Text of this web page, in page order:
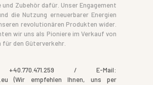
Zubehör dafür. Unser Engagement
die Nutzung erneuerbarer Energien
revolutionären Produkten wider.
wir uns als Pioniere im Verkauf von
den Güterverkehr.
+40.770.471.259 / E-Mail:
(Wir empfehlen Ihnen, uns per